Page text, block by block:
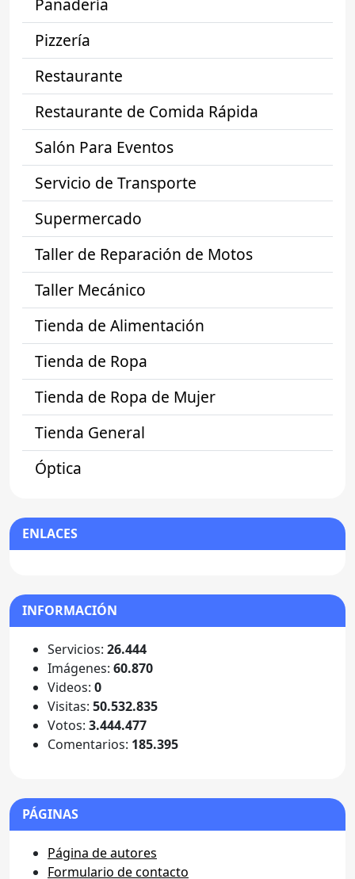
Pizzería
Restaurante
Restaurante de Comida Rápida
Salón Para Eventos
Servicio de Transporte
Supermercado
Taller de Reparación de Motos
Taller Mecánico
Tienda de Alimentación
Tienda de Ropa
Tienda de Ropa de Mujer
Tienda General
Óptica
ENLACES
INFORMACIÓN
Servicios: 26.444
Imágenes: 60.870
Videos: 0
Visitas: 50.532.835
Votos: 3.444.477
Comentarios: 185.395
PÁGINAS
Página de autores
Formulario de contacto